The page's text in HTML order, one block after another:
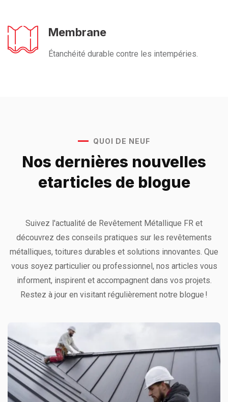
Membrane
Étanchéité durable contre les intempéries.
QUOI DE NEUF
Nos dernières nouvelles
etarticles de blogue
Suivez l'actualité de Revêtement Métallique FR et
découvrez des conseils pratiques sur les revêtements
métalliques, toitures durables et solutions innovantes. Que
vous soyez particulier ou professionnel, nos articles vous
informent, inspirent et accompagnent dans vos projets.
Restez à jour en visitant régulièrement notre blogue !